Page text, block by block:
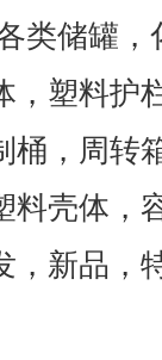
类储罐
，塑料护
桶，周转
料壳体，
，新品，